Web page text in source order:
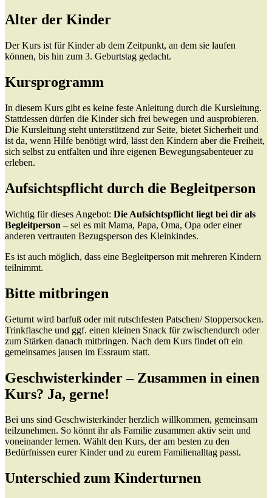
Alter der Kinder
Der Kurs ist für Kinder ab dem Zeitpunkt, an dem sie laufen
können, bis hin zum 3. Geburtstag gedacht.
Kursprogramm
In diesem Kurs gibt es keine feste Anleitung durch die Kursleitung.
Stattdessen dürfen die Kinder sich frei bewegen und ausprobieren.
Die Kursleitung steht unterstützend zur Seite, bietet Sicherheit und
ist da, wenn Hilfe benötigt wird, lässt den Kindern aber die Freiheit,
sich selbst zu entfalten und ihre eigenen Bewegungsabenteuer zu
erleben.
Aufsichtspflicht durch die Begleitperson
Wichtig für dieses Angebot: Die Aufsichtspflicht liegt bei dir als
Begleitperson – sei es mit Mama, Papa, Oma, Opa oder einer
anderen vertrauten Bezugsperson des Kleinkindes.
Es ist auch möglich, dass eine Begleitperson mit mehreren Kindern
teilnimmt.
Bitte mitbringen
Geturnt wird barfuß oder mit rutschfesten Patschen/ Stoppersocken.
Trinkflasche und ggf. einen kleinen Snack für zwischendurch oder
zum Stärken danach mitbringen. Nach dem Kurs findet oft ein
gemeinsames jausen im Essraum statt.
Geschwisterkinder – Zusammen in einen
Kurs? Ja, gerne!
Bei uns sind Geschwisterkinder herzlich willkommen, gemeinsam
teilzunehmen. So könnt ihr als Familie zusammen aktiv sein und
voneinander lernen. Wählt den Kurs, der am besten zu den
Bedürfnissen eurer Kinder und zu eurem Familienalltag passt.
Unterschied zum Kinderturnen